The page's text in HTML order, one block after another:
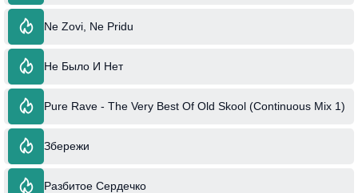
Ne Zovi, Ne Pridu
Не Было И Нет
Pure Rave - The Very Best Of Old Skool (Continuous Mix 1)
Збережи
Разбитое Сердечко